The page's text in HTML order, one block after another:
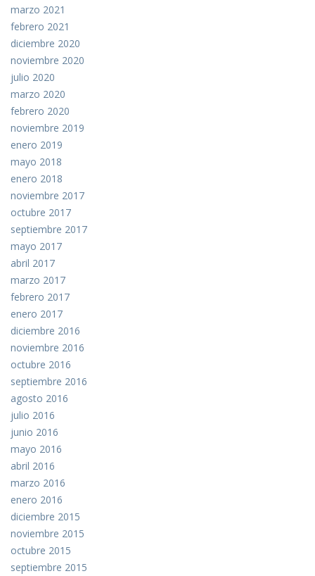
marzo 2021
febrero 2021
diciembre 2020
noviembre 2020
julio 2020
marzo 2020
febrero 2020
noviembre 2019
enero 2019
mayo 2018
enero 2018
noviembre 2017
octubre 2017
septiembre 2017
mayo 2017
abril 2017
marzo 2017
febrero 2017
enero 2017
diciembre 2016
noviembre 2016
octubre 2016
septiembre 2016
agosto 2016
julio 2016
junio 2016
mayo 2016
abril 2016
marzo 2016
enero 2016
diciembre 2015
noviembre 2015
octubre 2015
septiembre 2015